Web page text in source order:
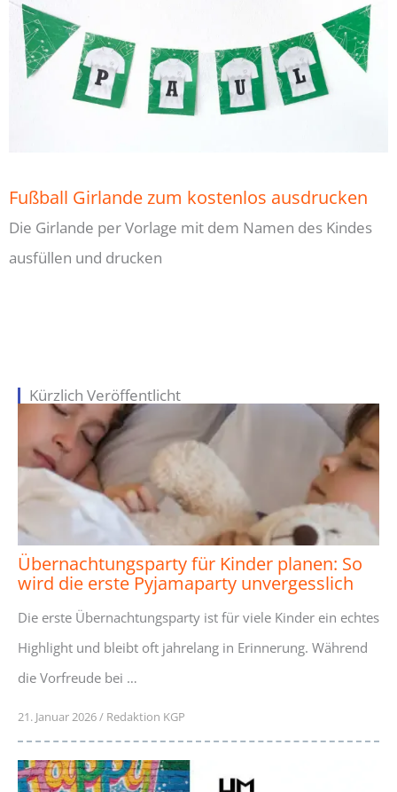
Fußball Girlande zum kostenlos ausdrucken
Die Girlande per Vorlage mit dem Namen des Kindes
ausfüllen und drucken
Kürzlich Veröffentlicht
Übernachtungsparty für Kinder planen: So
wird die erste Pyjamaparty unvergesslich
Die erste Übernachtungsparty ist für viele Kinder ein echtes
Highlight und bleibt oft jahrelang in Erinnerung. Während
die Vorfreude bei …
21. Januar 2026/ Redaktion KGP